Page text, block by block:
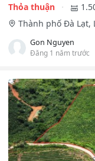
Thỏa thuận
Thành phố Đà Lạt,
Gon Nguyen
Đăng 1 năm trước